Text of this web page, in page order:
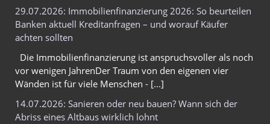
29.07.2026: Immobilienfinanzierung 2026: So beurteilen
Banken aktuell Kreditanfragen – und worauf Käufer
achten sollten
Die Immobilienfinanzierung ist anspruchsvoller als noch
vor wenigen JahrenDer Traum von den eigenen vier
Wänden ist für viele Menschen - [...]
14.07.2026: Sanieren oder neu bauen? Wann sich der
Abriss eines Altbaus wirklich lohnt